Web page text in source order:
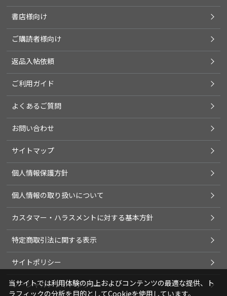
書店様向け
ご購読者様向け
返品入帖依頼
ご利用ガイド
よくあるご質問
お問い合わせ
サイトマップ
個人情報保護方針
個人情報の取り扱いについて
カスタマー・ハラスメントに対する基本方針
特定商取引法に関する表示
サイトポリシー
ソーシャルメディアポリシー
当サイトでは利用体験の向上およびコンテンツの最適な提供、ト
ラフィックの分析を目的としてCookieを使用しています。